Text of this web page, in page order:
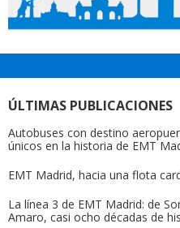
ÚLTIMAS PUBLICACIONES
Autobuses con destino
únicos en la historia de EMT
EMT Madrid, hacia una flota
La línea 3 de EMT Madrid: de
Amaro, casi ocho décadas de